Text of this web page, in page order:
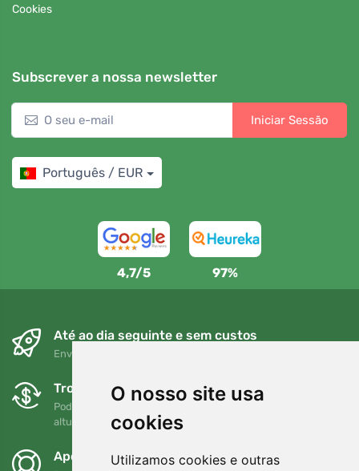
O nosso site usa
cookies
Utilizamos cookies e outras
Cookies
Subscrever a nossa newsletter
Iniciar Sessão
Português / EUR
4,7/5 97%
Até ao dia seguinte e sem custos
Envio gratuito para encomendas superiores a 80 EUR
Trocas e devoluções gratuitas
Pode devolver ou trocar a sua encomenda em qualquer
altura no prazo de 90 dias
Apoiamos a Trees.org